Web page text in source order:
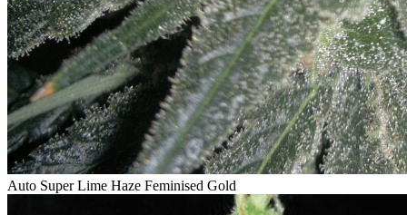
Auto Super Lime Haze Feminised Gold